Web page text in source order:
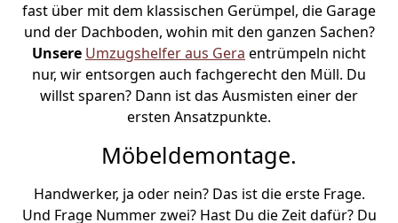
fast über mit dem klassischen Gerümpel, die Garage
und der Dachboden, wohin mit den ganzen Sachen?
Unsere Umzugshelfer aus Gera entrümpeln nicht
nur, wir entsorgen auch fachgerecht den Müll. Du
willst sparen? Dann ist das Ausmisten einer der
ersten Ansatzpunkte.
Möbeldemontage.
Handwerker, ja oder nein? Das ist die erste Frage.
Und Frage Nummer zwei? Hast Du die Zeit dafür? Du